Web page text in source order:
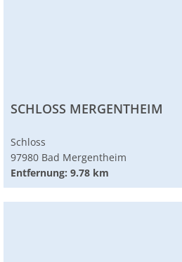
SCHLOSS MERGENTHEIM
Schloss
97980 Bad Mergentheim
Entfernung: 9.78 km